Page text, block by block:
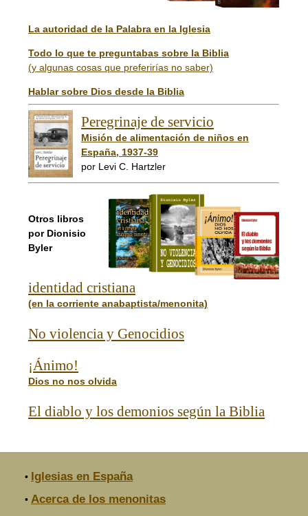
La autoridad de la Palabra en la Iglesia
Todo lo que te preguntabas sobre la Biblia
(y algunas cosas que preferirías no saber)
Hablar sobre Dios desde la Biblia
Peregrinaje de servicio
Misión de alimentación de niños en
España, 1937-39
por Levi C. Hartzler
Otros libros
por Dionisio
Byler
identidad cristiana
(en la corriente anabaptista/menonita)
No violencia y Genocidios
¡Ánimo!
Dios no nos olvida
El diablo y los demonios según la Biblia
• Iglesias en España
• Acerca de los menonitas